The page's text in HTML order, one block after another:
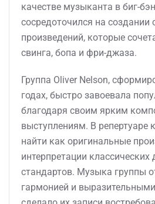
качестве музыканта в биг-
сосредоточился на создании
произведений, которые
свинга, бопа и фри-джаза.
Группа Oliver Nelson,
годах, быстро завоевала
благодаря своим ярким
выступлениям. В репертуаре
найти как оригинальные
интерпретации
стандартов. Музыка группы
гармонией и